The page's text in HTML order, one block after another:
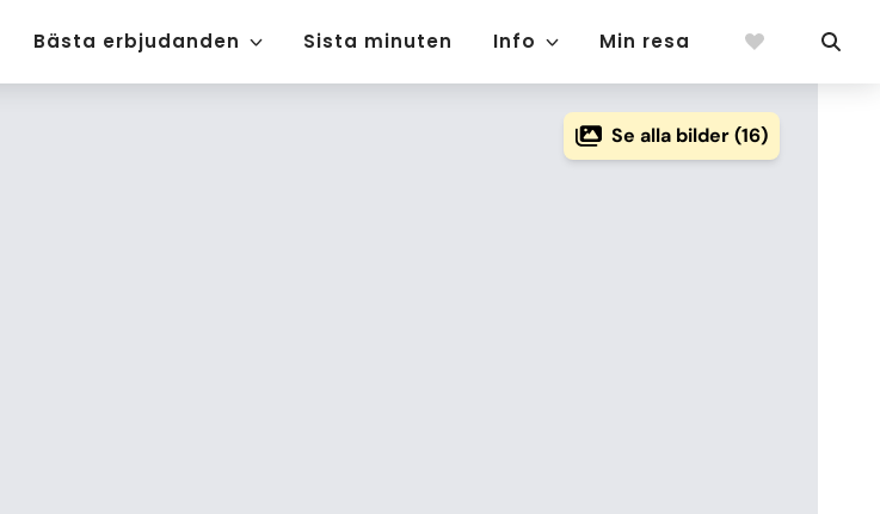
Bästa erbjudanden Sista minuten Info Min resa
Se alla bilder (16)